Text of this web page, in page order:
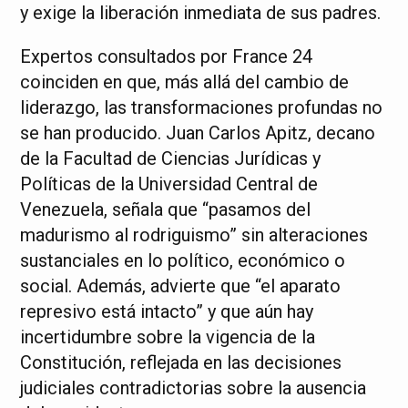
y exige la liberación inmediata de sus padres.
Expertos consultados por France 24
coinciden en que, más allá del cambio de
liderazgo, las transformaciones profundas no
se han producido. Juan Carlos Apitz, decano
de la Facultad de Ciencias Jurídicas y
Políticas de la Universidad Central de
Venezuela, señala que “pasamos del
madurismo al rodriguismo” sin alteraciones
sustanciales en lo político, económico o
social. Además, advierte que “el aparato
represivo está intacto” y que aún hay
incertidumbre sobre la vigencia de la
Constitución, reflejada en las decisiones
judiciales contradictorias sobre la ausencia